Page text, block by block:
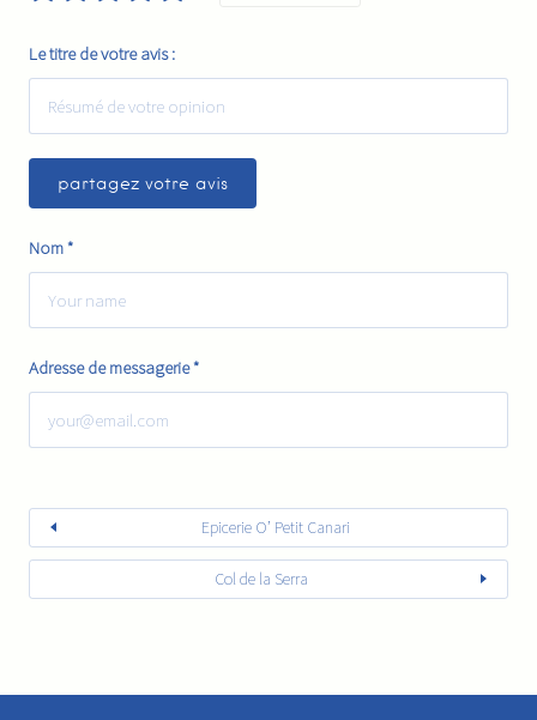
Nom*
Adresse de messagerie*
Le titre de votre avis :
Epicerie O’ Petit Canari
Col de la Serra